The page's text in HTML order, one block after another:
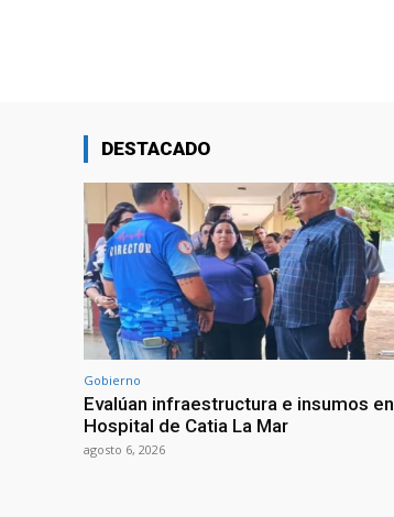
DESTACADO
Gobierno
Evalúan infraestructura e insumos en
Hospital de Catia La Mar
agosto 6, 2026